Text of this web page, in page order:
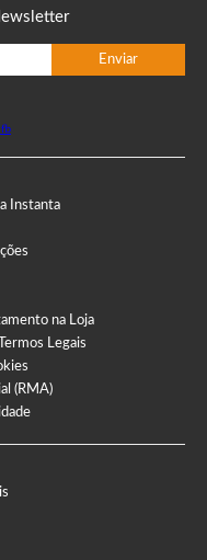
Instanta
na Loja
Legais
(RMA)